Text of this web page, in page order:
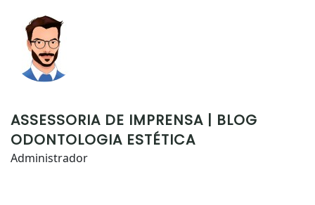
ASSESSORIA DE IMPRENSA | BLOG
ODONTOLOGIA ESTÉTICA
Administrador